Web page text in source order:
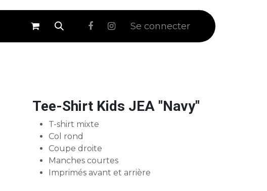
⚪ Soldes Se connecter
Tee-Shirt Kids JEA "Navy"
T-shirt mixte
Col rond
Coupe droite
Manches courtes
Imprimés avant et arrière